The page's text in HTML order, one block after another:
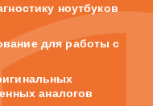
ноутбуков
для работы с
аналогов